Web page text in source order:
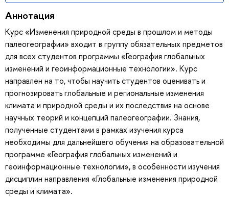
Аннотация
Курс «Изменения природной среды в прошлом и методы
палеогеографии» входит в группу обязательных предметов
для всех студентов программы «География глобальных
изменений и геоинформационные технологии». Курс
направлен на то, чтобы научить студентов оценивать и
прогнозировать глобальные и региональные изменения
климата и природной среды и их последствия на основе
научных теорий и концепций палеогеографии. Знания,
полученные студентами в рамках изучения курса
необходимы для дальнейшего обучения на образовательной
программе «География глобальных изменений и
геоинформационные технологии», в особенности изучения
дисциплин направления «Глобальные изменения природной
среды и климата».